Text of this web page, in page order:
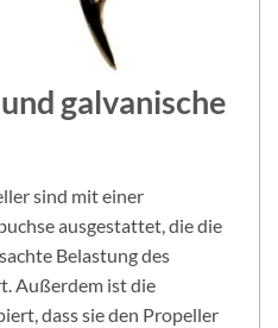
galvanische
sind mit einer
ausgestattet, die die
Belastung des
Außerdem ist die
dass sie den Propeller